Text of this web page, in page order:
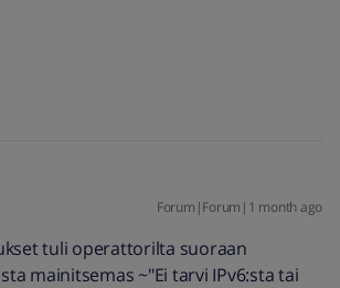
Forum|Forum|1 month ago
tuli operattorilta suoraan
mainitsemas ~"Ei tarvi IPv6:sta tai